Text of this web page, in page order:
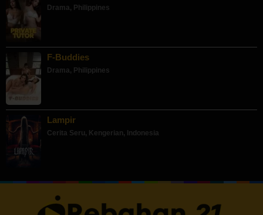
Drama, Philippines
F-Buddies
Drama, Philippines
Lampir
Cerita Seru, Kengerian, Indonesia